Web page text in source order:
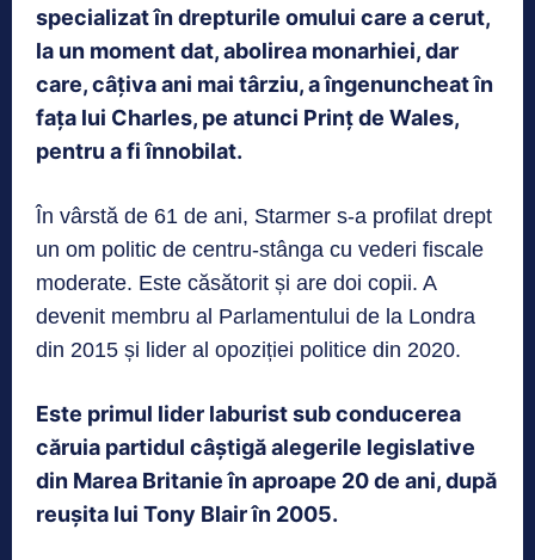
specializat în drepturile omului care a cerut,
la un moment dat, abolirea monarhiei, dar
care, câțiva ani mai târziu, a îngenuncheat în
fața lui Charles, pe atunci Prinț de Wales,
pentru a fi înnobilat.
În vârstă de 61 de ani, Starmer s-a profilat drept
un om politic de centru-stânga cu vederi fiscale
moderate. Este căsătorit și are doi copii. A
devenit membru al Parlamentului de la Londra
din 2015 și lider al opoziției politice din 2020.
Este primul lider laburist sub conducerea
căruia partidul câștigă alegerile legislative
din Marea Britanie în aproape 20 de ani, după
reușita lui Tony Blair în 2005.